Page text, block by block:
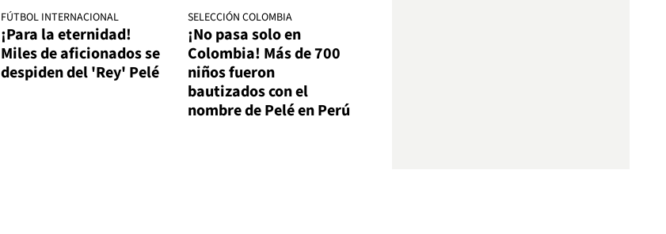
FÚTBOL INTERNACIONAL
¡Para la eternidad!
Miles de aficionados se
despiden del 'Rey' Pelé
SELECCIÓN COLOMBIA
¡No pasa solo en
Colombia! Más de 700
niños fueron
bautizados con el
nombre de Pelé en Perú